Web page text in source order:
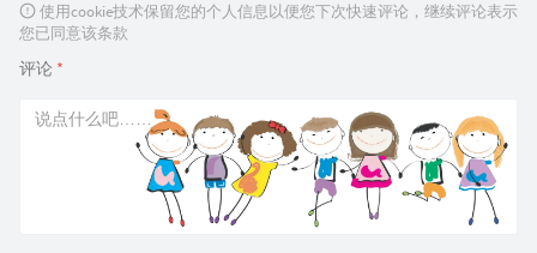
使用cookie技术保留您的个人信息以便您下次快速评论，继续评论表示
您已同意该条款
评论 *